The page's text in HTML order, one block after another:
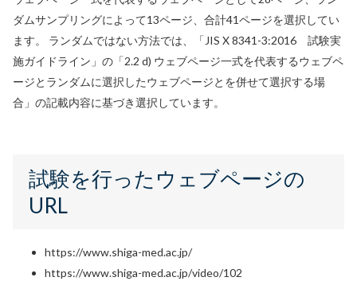
ダムサンプリングによって13ページ、合計41ページを選択してい
ます。 ランダムではない方法では、「JIS X 8341-3:2016 試験実
施ガイドライン」の「2.2 d) ウェブページ一式を代表するウェブペ
ージとランダムに選択したウェブページとを併せて選択する場
合」の記載内容に基づき選択しています。
試験を行ったウェブページの
URL
https://www.shiga-med.ac.jp/
https://www.shiga-med.ac.jp/video/102